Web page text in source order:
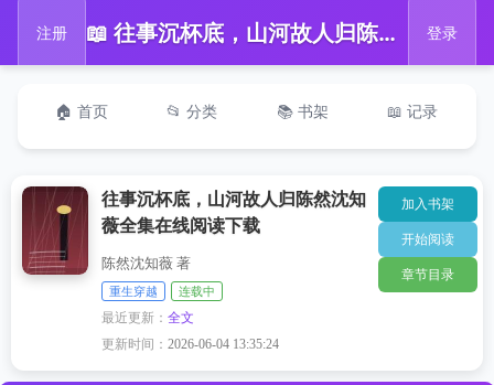
注册 📖 往事沉杯底，山河故人归陈然沈知薇全集在线阅读下载 登录
🏠 首页 📂 分类 📚 书架 📖 记录
往事沉杯底，山河故人归陈然沈知
薇全集在线阅读下载
陈然沈知薇 著
重生穿越 连载中
最近更新：全文
更新时间：2026-06-04 13:35:24
加入书架
开始阅读
章节目录